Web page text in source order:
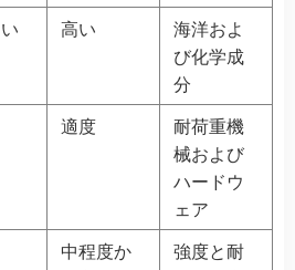
高い
海洋およ
び化学成
分
適度
耐荷重機
械および
ハードウ
ェア
中程度か
強度と耐